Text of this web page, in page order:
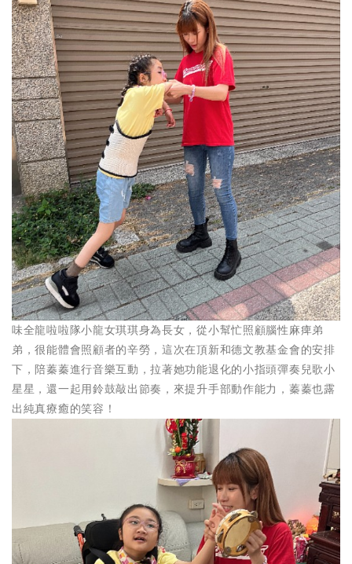
味全龍啦啦隊小龍女琪琪身為長女，從小幫忙照顧腦性麻痺弟
弟，很能體會照顧者的辛勞，這次在頂新和德文教基金會的安排
下，陪蓁蓁進行音樂互動，拉著她功能退化的小指頭彈奏兒歌小
星星，還一起用鈴鼓敲出節奏，來提升手部動作能力，蓁蓁也露
出純真療癒的笑容！